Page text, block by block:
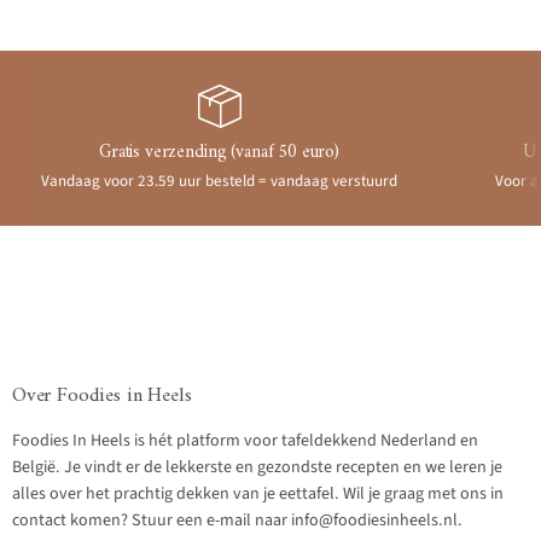
Gratis verzending (vanaf 50 euro)
Vandaag voor 23.59 uur besteld = vandaag verstuurd Voor
Over Foodies in Heels
Foodies In Heels is hét platform voor tafeldekkend Nederland en
België. Je vindt er de lekkerste en gezondste recepten en we leren je
alles over het prachtig dekken van je eettafel. Wil je graag met ons in
contact komen? Stuur een e-mail naar info@foodiesinheels.nl.